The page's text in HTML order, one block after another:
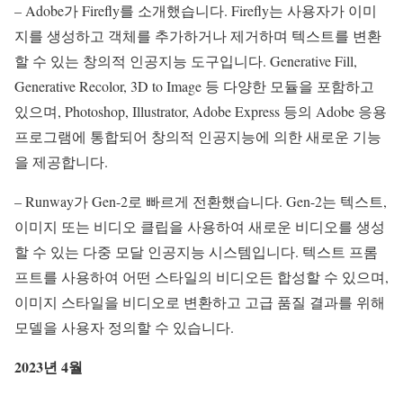
– Adobe가 Firefly를 소개했습니다. Firefly는 사용자가 이미
지를 생성하고 객체를 추가하거나 제거하며 텍스트를 변환
할 수 있는 창의적 인공지능 도구입니다. Generative Fill,
Generative Recolor, 3D to Image 등 다양한 모듈을 포함하고
있으며, Photoshop, Illustrator, Adobe Express 등의 Adobe 응용
프로그램에 통합되어 창의적 인공지능에 의한 새로운 기능
을 제공합니다.
– Runway가 Gen-2로 빠르게 전환했습니다. Gen-2는 텍스트,
이미지 또는 비디오 클립을 사용하여 새로운 비디오를 생성
할 수 있는 다중 모달 인공지능 시스템입니다. 텍스트 프롬
프트를 사용하여 어떤 스타일의 비디오든 합성할 수 있으며,
이미지 스타일을 비디오로 변환하고 고급 품질 결과를 위해
모델을 사용자 정의할 수 있습니다.
2023년 4월